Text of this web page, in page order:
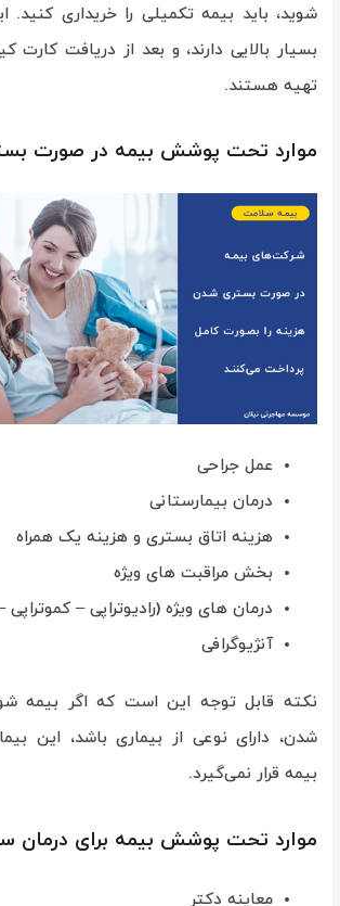
شوید، باید بیمه تکمیلی را خریداری کنید.
بسیار بالایی دارند، و بعد از دریافت کارت
تهیه هستند.
موارد تحت پوشش بیمه در صورت
عمل جراحی
درمان بیمارستانی
هزینه اتاق بستری و هزینه یک همراه
بخش مراقبت های ویژه
درمان های ویژه (رادیوتراپی – کموتراپی
آنژیوگرافی
نکته قابل توجه این است که اگر بیمه
شدن، دارای نوعی از بیماری باشد، این
بیمه قرار نمی‌گیرد.
موارد تحت پوشش بیمه برای درمان
معاینه دکتر